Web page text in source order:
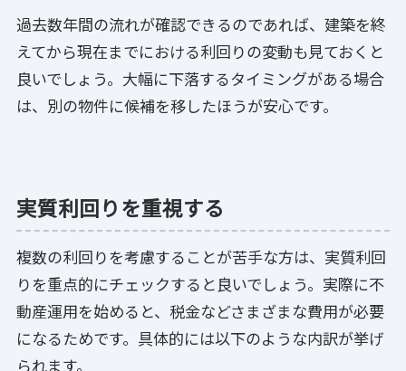
過去数年間の流れが確認できるのであれば、建築を終
えてから現在までにおける利回りの変動も見ておくと
良いでしょう。大幅に下落するタイミングがある場合
は、別の物件に候補を移したほうが安心です。
実質利回りを重視する
複数の利回りを考慮することが苦手な方は、実質利回
りを重点的にチェックすると良いでしょう。実際に不
動産運用を始めると、税金などさまざまな費用が必要
になるためです。具体的には以下のような内訳が挙げ
られます。